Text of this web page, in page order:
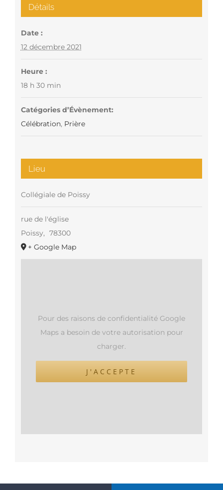
Détails
Date :
12 décembre 2021
Heure :
18 h 30 min
Catégories d’Évènement:
Célébration, Prière
Lieu
Collégiale de Poissy
rue de l'église
Poissy, 78300
+ Google Map
Pour des raisons de confidentialité Google
Maps a besoin de votre autorisation pour
charger.
J'ACCEPTE